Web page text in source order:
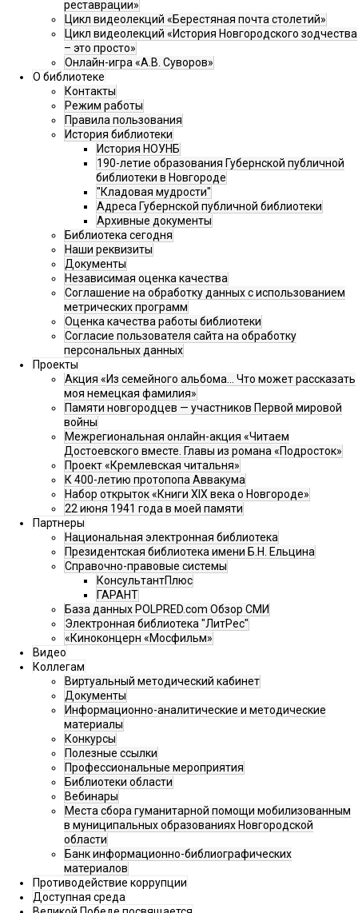
реставрации»
Цикл видеолекций «Берестяная почта столетий»
Цикл видеолекций «История Новгородского зодчества
– это просто»
Онлайн-игра «А.В. Суворов»
О библиотеке
Контакты
Режим работы
Правила пользования
История библиотеки
История НОУНБ
190-летие образования Губернской публичной
библиотеки в Новгороде
"Кладовая мудрости"
Адреса Губернской публичной библиотеки
Архивные документы
Библиотека сегодня
Наши реквизиты
Документы
Независимая оценка качества
Соглашение на обработку данных с использованием
метрических программ
Оценка качества работы библиотеки
Согласие пользователя сайта на обработку
персональных данных
Проекты
Акция «Из семейного альбома... Что может рассказать
моя немецкая фамилия»
Памяти новгородцев — участников Первой мировой
войны
Межрегиональная онлайн-акция «Читаем
Достоевского вместе. Главы из романа «Подросток»
Проект «Кремлевская читальня»
К 400-летию протопопа Аввакума
Набор открыток «Книги XIX века о Новгороде»
22 июня 1941 года в моей памяти
Партнеры
Национальная электронная библиотека
Президентская библиотека имени Б.Н. Ельцина
Справочно-правовые системы
КонсультантПлюс
ГАРАНТ
База данных POLPRED.com Обзор СМИ
Электронная библиотека "ЛитРес"
«Киноконцерн «Мосфильм»
Видео
Коллегам
Виртуальный методический кабинет
Документы
Информационно-аналитические и методические
материалы
Конкурсы
Полезные ссылки
Профессиональные мероприятия
Библиотеки области
Вебинары
Места сбора гуманитарной помощи мобилизованным
в муниципальных образованиях Новгородской
области
Банк информационно-библиографических
материалов
Противодействие коррупции
Доступная среда